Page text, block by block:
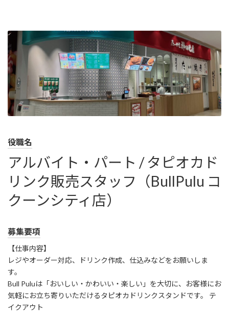
役職名
アルバイト・パート / タピオカド
リンク販売スタッフ（BullPulu コ
クーンシティ店）
募集要項
【仕事内容】
レジやオーダー対応、ドリンク作成、仕込みなどをお願いしま
す。
Bull Puluは「おいしい・かわいい・楽しい」を大切に、お客様にお
気軽にお立ち寄りいただけるタピオカドリンクスタンドです。 テ
イクアウト